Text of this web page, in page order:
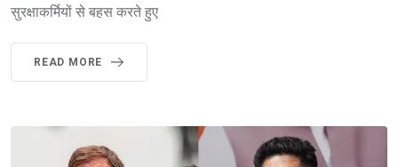
सुरक्षाकर्मियों से बहस करते हुए
READ MORE